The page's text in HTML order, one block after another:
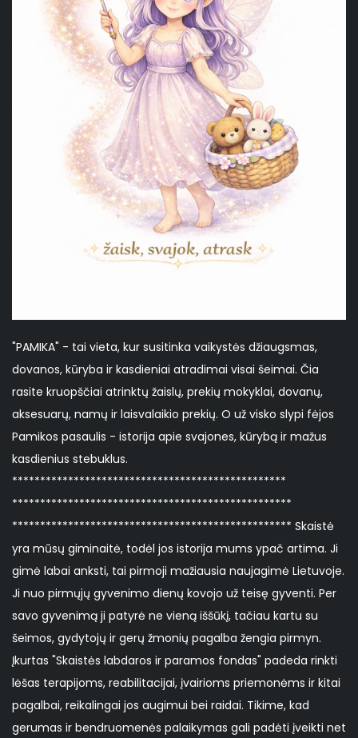
"PAMIKA" - tai vieta, kur susitinka vaikystės džiaugsmas,
dovanos, kūryba ir kasdieniai atradimai visai šeimai. Čia
rasite kruopščiai atrinktų žaislų, prekių mokyklai, dovanų,
aksesuarų, namų ir laisvalaikio prekių. O už visko slypi fėjos
Pamikos pasaulis - istorija apie svajones, kūrybą ir mažus
kasdienius stebuklus.
*************************************************
**************************************************
************************************************** Skaistė
yra mūsų giminaitė, todėl jos istorija mums ypač artima. Ji
gimė labai anksti, tai pirmoji mažiausia naujagimė Lietuvoje.
Ji nuo pirmųjų gyvenimo dienų kovojo už teisę gyventi. Per
savo gyvenimą ji patyrė ne vieną iššūkį, tačiau kartu su
šeimos, gydytojų ir gerų žmonių pagalba žengia pirmyn.
Įkurtas "Skaistės labdaros ir paramos fondas" padeda rinkti
lėšas terapijoms, reabilitacijai, įvairioms priemonėms ir kitai
pagalbai, reikalingai jos augimui bei raidai. Tikime, kad
gerumas ir bendruomenės palaikymas gali padėti įveikti net